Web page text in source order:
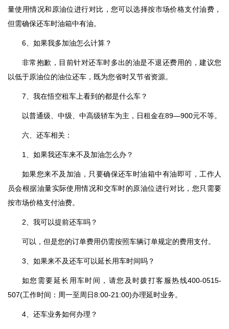
量使用情况和原油位进行对比，您可以选择按市场价格支付油费，
但需确保还车时油箱中有油。
6、如果我多加油怎么计算？
非常抱歉，目前针对还车时多出的油是不退还费用的，建议您
以低于原油位的油位还车，既为您省时又节省资源。
7、我在悟空租车上看到的都是什么车？
以普通级、中级、中高级轿车为主，日租金在89—900元不等。
六、还车相关：
1、如果我还车来不及加油怎么办？
如果您来不及加油，只要确保还车时油箱中有油即可，工作人
员会根据油量实际使用情况和交车时的原油位进行对比，您只需要
按市场价格支付油费。
2、我可以提前还车吗？
可以，但是您的订单费用仍需按照车辆订单规定的费用支付。
3、如果来不及还车可以延长用车时间吗？
如您需要延长用车时间，请您及时拨打客服热线400-0515-
507(工作时间：周一至周日8:00-21:00)办理延时业务。
4、还车业务如何办理？